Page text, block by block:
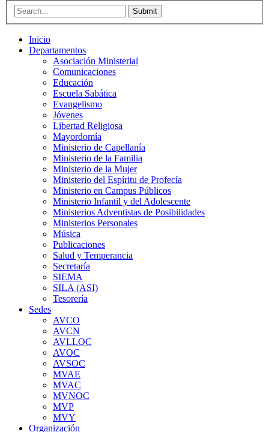
Submit
Inicio
Departamentos
Asociación Ministerial
Comunicaciones
Educación
Escuela Sabática
Evangelismo
Jóvenes
Libertad Religiosa
Mayordomía
Ministerio de Capellanía
Ministerio de la Familia
Ministerio de la Mujer
Ministerio del Espíritu de Profecía
Ministerio en Campus Públicos
Ministerio Infantil y del Adolescente
Ministerios Adventistas de Posibilidades
Ministerios Personales
Música
Publicaciones
Salud y Temperancia
Secretaría
SIEMA
SILA (ASI)
Tesorería
Sedes
AVCO
AVCN
AVLLOC
AVOC
AVSOC
MVAE
MVAC
MVNOC
MVP
MVY
Organización